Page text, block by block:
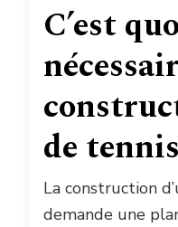
C’est
de
La construction
demande une